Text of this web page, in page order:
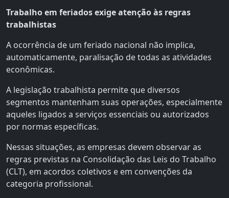
Trabalho em feriados exige atenção às regras
trabalhistas
A ocorrência de um feriado nacional não implica,
automaticamente, paralisação de todas as atividades
econômicas.
A legislação trabalhista permite que diversos
segmentos mantenham suas operações, especialmente
aqueles ligados a serviços essenciais ou autorizados
por normas específicas.
Nessas situações, as empresas devem observar as
regras previstas na Consolidação das Leis do Trabalho
(CLT), em acordos coletivos e em convenções da
categoria profissional.